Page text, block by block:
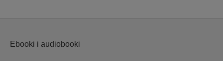
Ebooki i audiobooki